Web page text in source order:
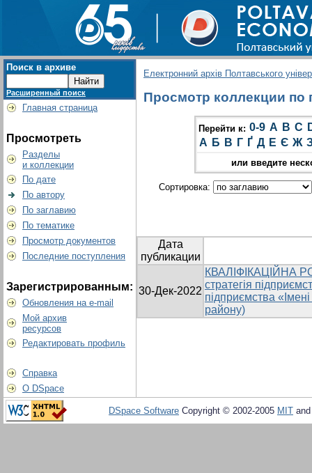
Поиск в архиве
Расширенный поиск
Главная страница
Просмотреть
Разделы
и коллекции
По дате
По автору
По заглавию
По тематике
Просмотр документов
Последние поступления
Зарегистрированным:
Обновления на e-mail
Мой архив
ресурсов
Редактировать профиль
Справка
О DSpace
Електронний архів Полтавського
Просмотр коллекции по
Перейти к: 0-9 A B C
А Б В Г Ґ Д Е Є Ж
или введите
Сортировка:
Дата
публикации
30-Дек-2022
КВАЛІФІКАЦІЙНА
стратегія
підприємства
району)
DSpace Software Copyright © 2002-2005 MIT